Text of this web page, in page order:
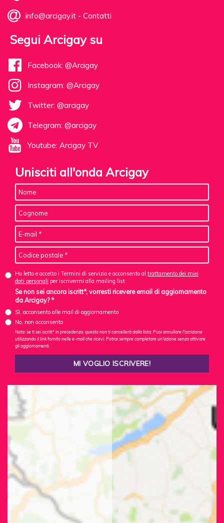
info@arcigay.it - Contatti
Segui Arcigay su
Facebook: @Arcigay
Instagram: @Arcigay
Twitter: @arcigay
Telegram: @arcigay
Youtube: Arcigay TV
Unisciti all'onda Arcigay
Ho letto e accetto i Termini di servizio e acconsento al trattamento dei miei
dati personali per iscrivermi alla mailing list
Se non sei ancora iscritt*, vorresti ricevere email di aggiornamento
da Arcigay? *
Sì, acconsento alle mail di aggiornamento
No, non acconsento
Nota: se ti sei iscritt* in precedenza, questo non ti cancellerà dalla lista. Puoi annullare l'iscrizione
utilizzando il link fornito nelle e-mail che ricevi. Potrai sempre completare un'azione senza attivare
gli aggiornamenti.